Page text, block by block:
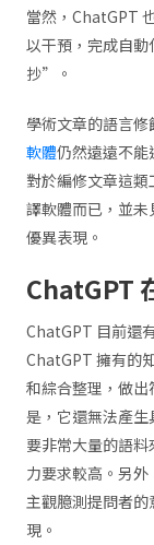
當然，ChatGPT
以干預，完成自
抄”。
學術文章的語言
軟體仍然遠遠不
對於編修文章這
譯軟體而已，並
優異表現。
ChatGPT
ChatGPT 目前還
ChatGPT 擁有的
和綜合整理，做
是，它還無法產
要非常大量的語
力要求較高。另
主觀臆測提問者
現。